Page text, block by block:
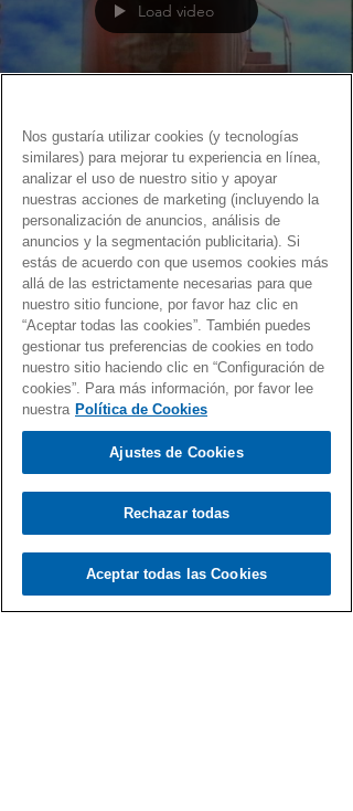
Load video
Fernando Martín
20 dic 2020
Gen Dro para venirse arriba
Una selección de canciones con el Gen Dro para
subir el ánimo de cualquiera, por muy maltrecho
que lo tenga.
Nos gustaría utilizar cookies (y tecnologías
similares) para mejorar tu experiencia en línea,
analizar el uso de nuestro sitio y apoyar
nuestras acciones de marketing (incluyendo la
personalización de anuncios, análisis de
anuncios y la segmentación publicitaria). Si
estás de acuerdo con que usemos cookies más
allá de las estrictamente necesarias para que
nuestro sitio funcione, por favor haz clic en
“Aceptar todas las cookies”. También puedes
gestionar tus preferencias de cookies en todo
nuestro sitio haciendo clic en “Configuración de
cookies”. Para más información, por favor lee
nuestra Política de Cookies
Ajustes de Cookies
Rechazar todas
Aceptar todas las Cookies